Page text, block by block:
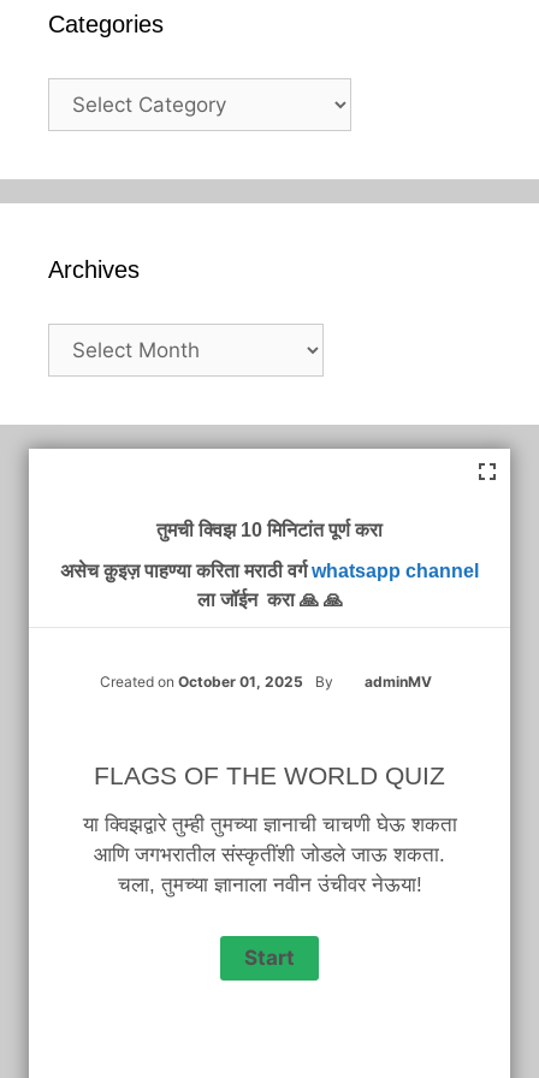
Categories
Categories
Archives
Archives
तुमची क्विझ 10 मिनिटांत पूर्ण करा
असेच क़ुइज़ पाहण्या करिता मराठी वर्गwhatsapp channel
ला जॉईन करा 🙏 🙏
Created on October 01, 2025 By adminMV
FLAGS OF THE WORLD QUIZ
या क्विझद्वारे तुम्ही तुमच्या ज्ञानाची चाचणी घेऊ शकता
आणि जगभरातील संस्कृतींशी जोडले जाऊ शकता.
चला, तुमच्या ज्ञानाला नवीन उंचीवर नेऊया!